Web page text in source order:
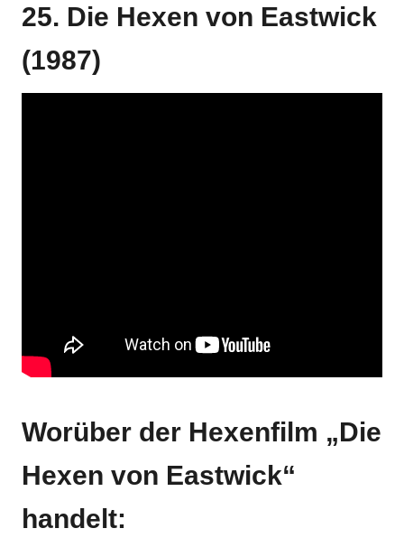
25. Die Hexen von Eastwick
(1987)
Worüber der Hexenfilm „Die
Hexen von Eastwick“
handelt: